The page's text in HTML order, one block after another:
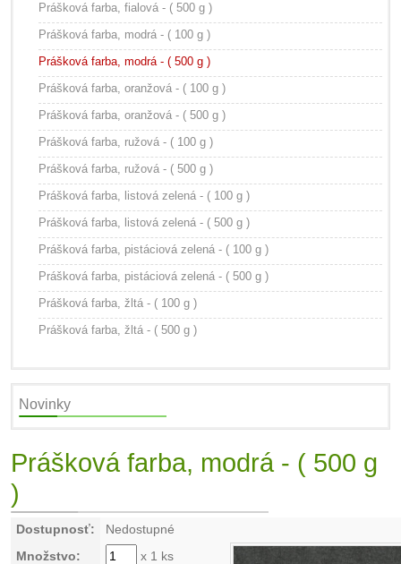
Prášková farba, fialová - ( 500 g )
Prášková farba, modrá - ( 100 g )
Prášková farba, modrá - ( 500 g )
Prášková farba, oranžová - ( 100 g )
Prášková farba, oranžová - ( 500 g )
Prášková farba, ružová - ( 100 g )
Prášková farba, ružová - ( 500 g )
Prášková farba, listová zelená - ( 100 g )
Prášková farba, listová zelená - ( 500 g )
Prášková farba, pistáciová zelená - ( 100 g )
Prášková farba, pistáciová zelená - ( 500 g )
Prášková farba, žltá - ( 100 g )
Prášková farba, žltá - ( 500 g )
Novinky
Prášková farba, modrá - ( 500 g
)
Dostupnosť:
Nedostupné
Množstvo:
x 1 ks